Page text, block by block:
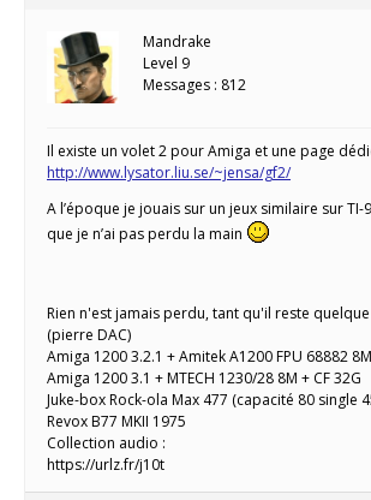
Mandrake
Level 9
Messages : 812
Il existe un volet 2 pour Amiga et une page
http://www.lysator.liu.se/~jensa/gf2/
A l’époque je jouais sur un jeux similaire sur
que je n’ai pas perdu la main
Rien n'est jamais perdu, tant qu'il reste
(pierre DAC)
Amiga 1200 3.2.1 + Amitek A1200 FPU 68882
Amiga 1200 3.1 + MTECH 1230/28 8M + CF 32G
Juke-box Rock-ola Max 477 (capacité 80 single
Revox B77 MKII 1975
Collection audio :
https://urlz.fr/j10t